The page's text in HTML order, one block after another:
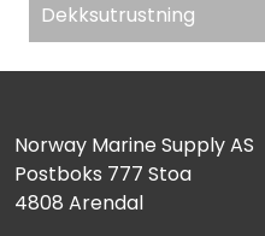
Dekksutrustning
Norway Marine Supply AS
Postboks 777 Stoa
4808 Arendal